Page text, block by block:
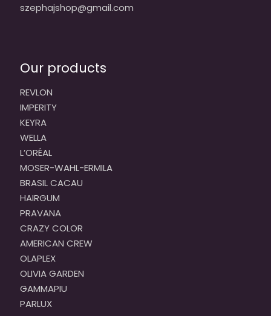
szephajshop@gmail.com
Our products
REVLON
IMPERITY
KEYRA
WELLA
L’ORÉAL
MOSER-WAHL-ERMILA
BRASIL CACAU
HAIRGUM
PRAVANA
CRAZY COLOR
AMERICAN CREW
OLAPLEX
OLIVIA GARDEN
GAMMAPIU
PARLUX